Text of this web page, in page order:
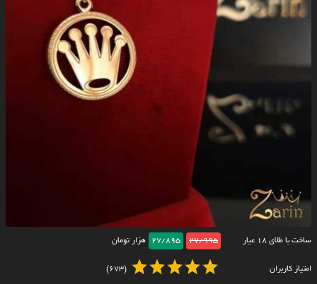
ساخت با طلای ۱۸ عیار 27/995
27/895 هزار تومان
امتیاز کاربران (673)